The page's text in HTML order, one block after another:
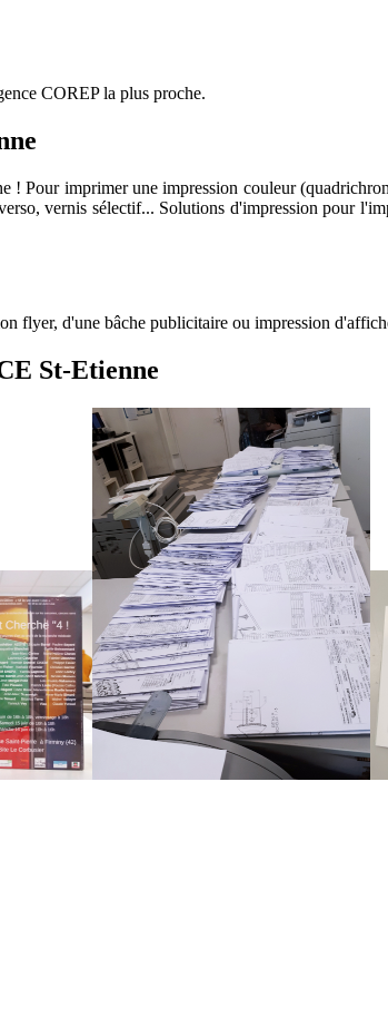
COREP la plus proche.
Pour imprimer une impression couleur
vernis sélectif... Solutions d'impression pour
flyer, d'une bâche publicitaire ou impression
St-Etienne